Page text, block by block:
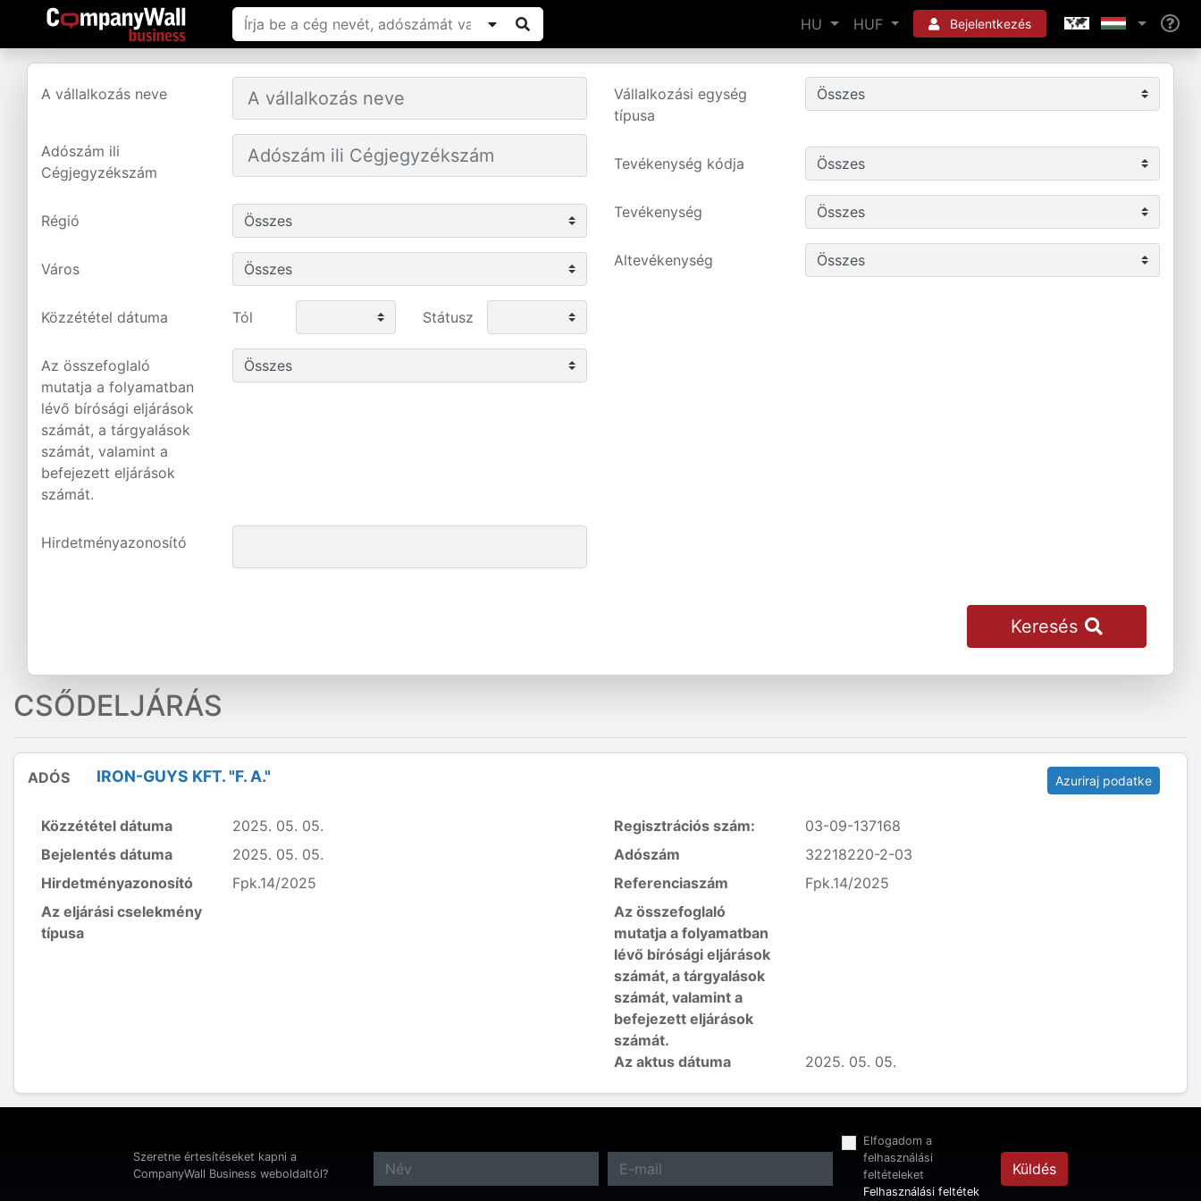
HU HUF Bejelentkezés
A vállalkozás neve
Adószám ili
Cégjegyzékszám
Régió
Város
Vállalkozási egység
típusa
Tevékenység kódja
Tevékenység
Altevékenység
Közzététel dátuma Tól Státusz
Az összefoglaló
mutatja a folyamatban
lévő bírósági eljárások
számát, a tárgyalások
számát, valamint a
befejezett eljárások
számát.
Hirdetményazonosító
Keresés
CSŐDELJÁRÁS
ADÓS IRON-GUYS KFT. "F. A." Azuriraj podatke
Közzététel dátuma
2025. 05. 05.
Bejelentés dátuma
2025. 05. 05.
Hirdetményazonosító
Fpk.14/2025
Az eljárási cselekmény
típusa
Regisztrációs szám:
03-09-137168
Adószám
32218220-2-03
Referenciaszám
Fpk.14/2025
Az összefoglaló
mutatja a folyamatban
lévő bírósági eljárások
számát, a tárgyalások
számát, valamint a
befejezett eljárások
számát.
Az aktus dátuma
2025. 05. 05.
Szeretne értesítéseket kapni a
CompanyWall Business weboldaltól?
Elfogadom a
felhasználási
feltételeket
Felhasználási feltétek
Küldés